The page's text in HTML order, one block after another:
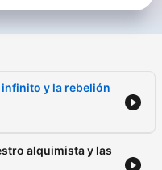
y la rebelión
alquimista y las